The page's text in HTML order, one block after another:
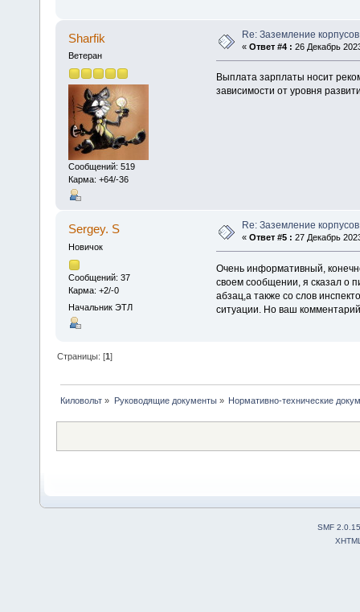
Sharfik
Ветеран
Сообщений: 519
Карма: +64/-36
Re: Заземление
« Ответ #4 : 26 Декабрь
Выплата зарплаты носит
зависимости от уровня
Sergey. S
Новичок
Сообщений: 37
Карма: +2/-0
Начальник ЭТЛ
Re: Заземление
« Ответ #5 : 27 Декабрь
Очень информативный,
своем сообщении, я сказал о
абзац,а также со слов
ситуации. Но ваш
Страницы: [1]
Киловольт » Руководящие документы» Нормативно-технические
SMF 2.0.15